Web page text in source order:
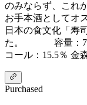
のみならず、これ
お手本酒としてオ
日本の食文化「寿
た。 容量：
コール：15.5％ 金
Purchased